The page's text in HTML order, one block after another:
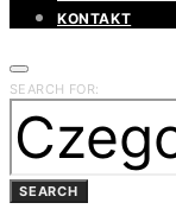
KONTAKT
SEARCH FOR:
SEARCH